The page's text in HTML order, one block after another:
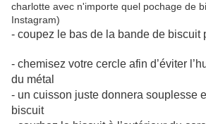
charlotte avec n'importe quel pochage de
Instagram)
- coupez le bas de la bande de biscuit
- chemisez votre cercle afin d’éviter
du métal
- un cuisson juste donnera souplesse
biscuit